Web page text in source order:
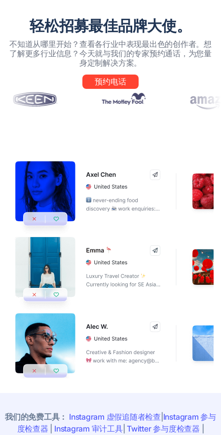
轻松招募最佳品牌大使。
不知道从哪里开始？查看各行业中表现最出色的创作者。想
了解更多行业信息？今天就与我们的专家预约通话，为您量
身定制解决方案。
预约电话
我们的免费工具： Instagram 虚假追随者检查 Instagram 参与
度检查器
Instagram 审计工具| Twitter 参与度检查器